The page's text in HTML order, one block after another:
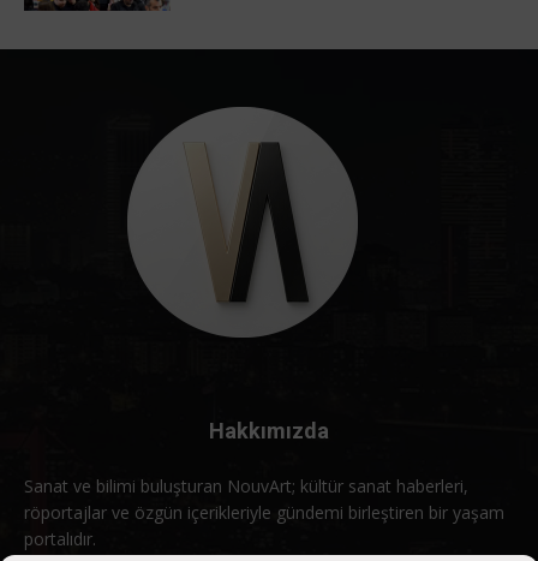
Hakkımızda
Sanat ve bilimi buluşturan NouvArt; kültür sanat haberleri,
röportajlar ve özgün içerikleriyle gündemi birleştiren bir yaşam
portalıdır.